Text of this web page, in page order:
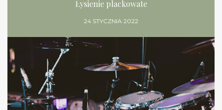
Łysienie plackowate
24 STYCZNIA 2022